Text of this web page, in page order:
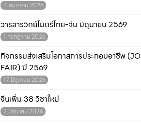
4 สิงหาคม 2026
วารสารวิทย์ไมตรีไทย-จีน มิถุนายน 2569
1 กรกฎาคม 2026
กิจกรรมส่งเสริมโอกาสการประกอบอาชีพ
FAIR) ปี 2569
17 มิถุนายน 2026
จีนเพิ่ม 38 วิชาใหม่
2 มิถุนายน 2026